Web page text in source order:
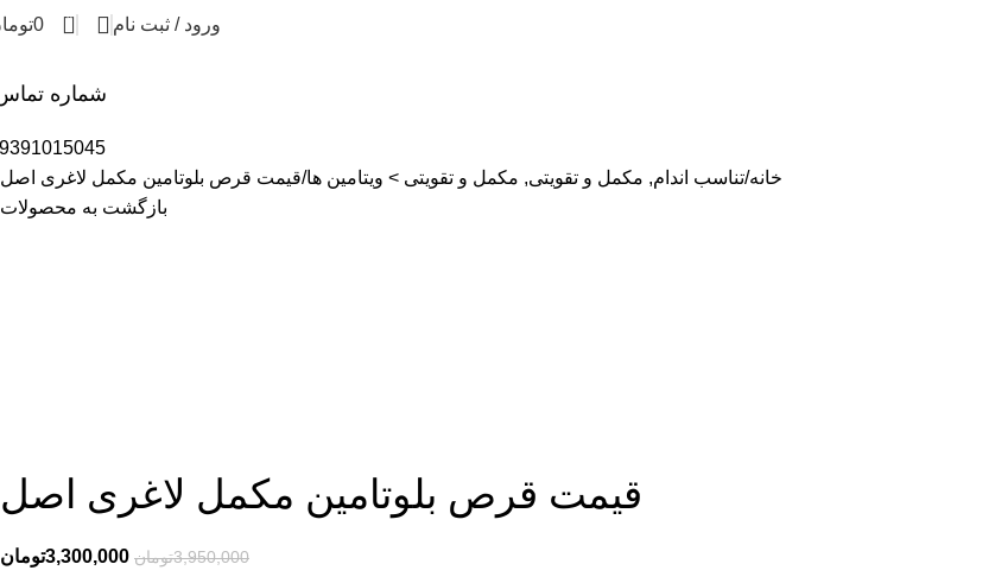
ورود / ثبت نام 0
0
شماره
خانه تناسب اندام, مکمل و تقویتی, مکمل و تقویتی > ویتامین ها قیمت قرص بلوتامین مکمل لاغری اصل
بازگشت به محصولات
قیمت قرص بلوتامین مکمل لاغری اصل
3,950,000تومان 3,300,000تومان